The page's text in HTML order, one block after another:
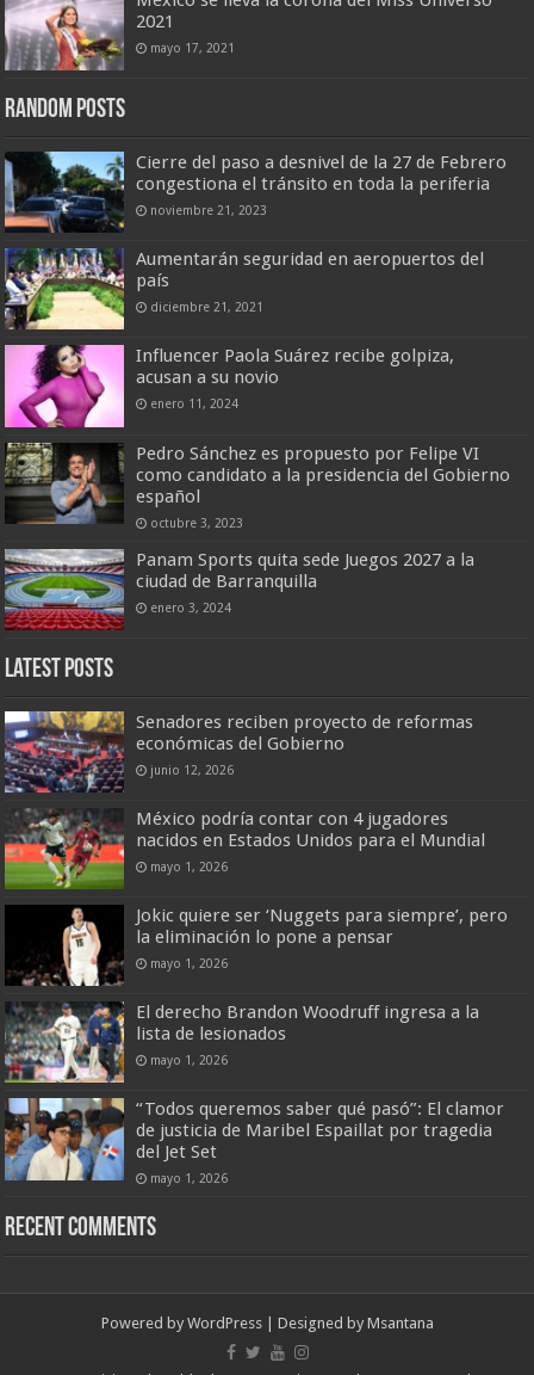
2021
mayo 17, 2021
Random Posts
Cierre del paso a desnivel de la 27 de Febrero
congestiona el tránsito en toda la periferia
noviembre 21, 2023
Aumentarán seguridad en aeropuertos del
país
diciembre 21, 2021
Influencer Paola Suárez recibe golpiza,
acusan a su novio
enero 11, 2024
Pedro Sánchez es propuesto por Felipe VI
como candidato a la presidencia del Gobierno
español
octubre 3, 2023
Panam Sports quita sede Juegos 2027 a la
ciudad de Barranquilla
enero 3, 2024
Latest Posts
Senadores reciben proyecto de reformas
económicas del Gobierno
junio 12, 2026
México podría contar con 4 jugadores
nacidos en Estados Unidos para el Mundial
mayo 1, 2026
Jokic quiere ser ‘Nuggets para siempre’, pero
la eliminación lo pone a pensar
mayo 1, 2026
El derecho Brandon Woodruff ingresa a la
lista de lesionados
mayo 1, 2026
“Todos queremos saber qué pasó”: El clamor
de justicia de Maribel Espaillat por tragedia
del Jet Set
mayo 1, 2026
Recent Comments
Powered by WordPress| Designed by Msantana